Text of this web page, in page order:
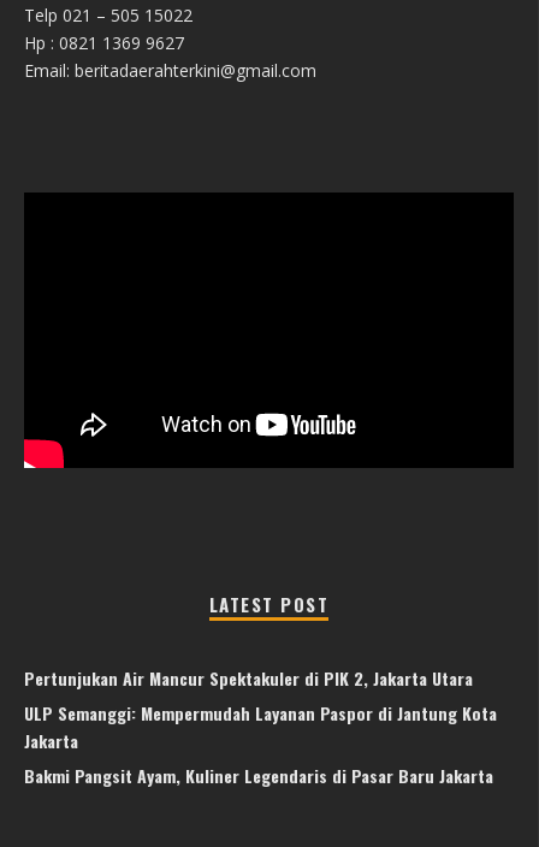
Telp 021 – 505 15022
Hp : 0821 1369 9627
Email: beritadaerahterkini@gmail.com
LATEST POST
Pertunjukan Air Mancur Spektakuler di PIK 2, Jakarta Utara
ULP Semanggi: Mempermudah Layanan Paspor di Jantung Kota
Jakarta
Bakmi Pangsit Ayam, Kuliner Legendaris di Pasar Baru Jakarta